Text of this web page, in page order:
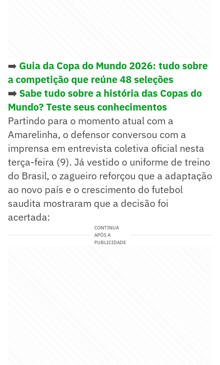
➡️ Guia da Copa do Mundo 2026: tudo sobre
a competição que reúne 48 seleções
➡️ Sabe tudo sobre a história das Copas do
Mundo? Teste seus conhecimentos
Partindo para o momento atual com a
Amarelinha, o defensor conversou com a
imprensa em entrevista coletiva oficial nesta
terça-feira (9). Já vestido o uniforme de treino
do Brasil, o zagueiro reforçou que a adaptação
ao novo país e o crescimento do futebol
saudita mostraram que a decisão foi
acertada:
CONTINUA
APÓS A
PUBLICIDADE